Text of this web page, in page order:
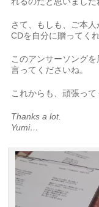
さて、もしも、ご本
CDを自分に贈ってく
このアンサーソング
言ってくださいね。
これからも、頑張って
Thanks a lot.
Yumi…